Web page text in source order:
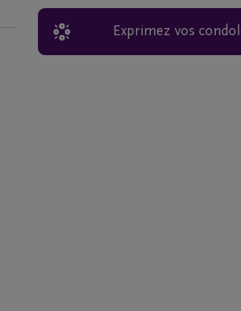
Exprimez vos